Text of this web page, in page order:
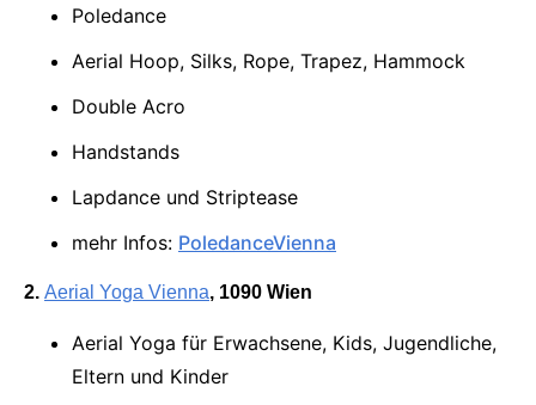
Poledance
Aerial Hoop, Silks, Rope, Trapez, Hammock
Double Acro
Handstands
Lapdance und Striptease
mehr Infos: PoledanceVienna
2. Aerial Yoga Vienna, 1090 Wien
Aerial Yoga für Erwachsene, Kids, Jugendliche,
Eltern und Kinder